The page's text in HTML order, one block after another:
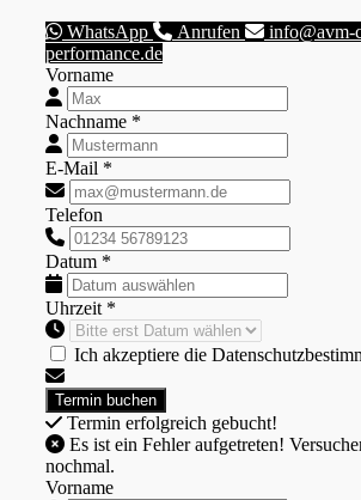
WhatsApp Anrufen
info@avm-
performance.de
Vorname
Nachname *
E-Mail *
Telefon
Datum *
Uhrzeit *
Ich akzeptiere die
Termin erfolgreich gebucht!
nochmal.
Vorname